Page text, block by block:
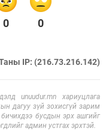
0 0
IP: (216.73.216.142)
unuudur.mn хариуцлага
дагуу зүй зохисгүй зарим
бичихдээ бусдын эрх ашгийг
админ устгах эрхтэй.